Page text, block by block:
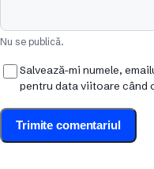
Nu se publică.
Salvează-mi numele,
pentru data viitoare când